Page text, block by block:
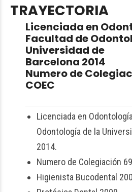
TRAYECTORIA
Licenciada en
Facultad de
Universidad de
Barcelona 2014
Numero de
COEC
Licenciada en
Odontología de la
2014.
Numero de Colegiación
Higienista Bucodental